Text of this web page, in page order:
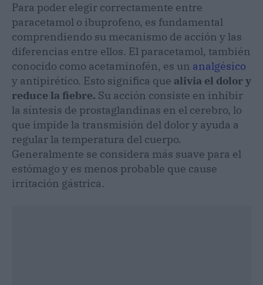
Para poder elegir correctamente entre
paracetamol o ibuprofeno, es fundamental
comprendiendo su mecanismo de acción y las
diferencias entre ellos. El paracetamol, también
conocido como acetaminofén, es un analgésico
y antipirético. Esto significa que alivia el dolor y
reduce la fiebre. Su acción consiste en inhibir
la síntesis de prostaglandinas en el cerebro, lo
que impide la transmisión del dolor y ayuda a
regular la temperatura del cuerpo.
Generalmente se considera más suave para el
estómago y es menos probable que cause
irritación gástrica.